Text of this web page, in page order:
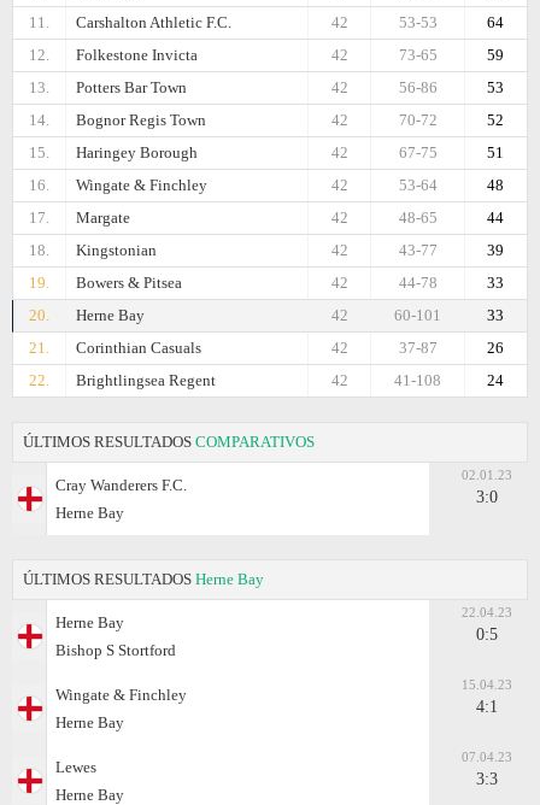
11.
Carshalton Athletic F.C. 64
53-53
42
12.
Folkestone Invicta 59
73-65
42
13.
Potters Bar Town 53
56-86
42
14.
Bognor Regis Town 52
70-72
42
15.
Haringey Borough 51
67-75
42
16.
Wingate & Finchley 48
53-64
42
17.
Margate 44
48-65
42
18.
Kingstonian 39
43-77
42
19.
Bowers & Pitsea 33
44-78
42
20.
Herne Bay 33
60-101
42
21.
Corinthian Casuals 26
37-87
42
22.
Brightlingsea Regent 24
41-108
42
ÚLTIMOS RESULTADOS COMPARATIVOS
Cray Wanderers F.C.
Herne Bay
02.01.23
3:0
ÚLTIMOS RESULTADOS Herne Bay
Herne Bay
Bishop S Stortford
22.04.23
0:5
Wingate & Finchley
Herne Bay
15.04.23
4:1
Lewes
Herne Bay
07.04.23
3:3